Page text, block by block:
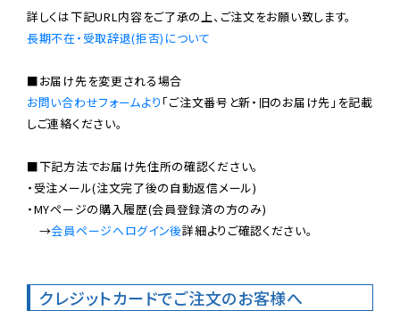
長期不在・受取辞退(拒否)について
お問い合わせフォームより 「ご注文番号と新・旧のお届け先」を記載
しご連絡ください。
■下記方法でお届け先住所の確認ください。
・受注メール(注文完了後の自動返信メール)
・MYページの購入履歴(会員登録済の方のみ)
→会員ページへログイン後詳細よりご確認ください。
クレジットカードでご注文のお客様へ